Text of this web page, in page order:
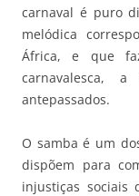
carnaval é puro
melódica
África, e que
carnavalesca,
antepassados.
O samba é um
dispõem para
injustiças sociais